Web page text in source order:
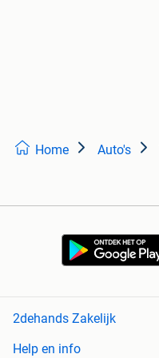
Home Auto's
2dehands Zakelijk
Help en info